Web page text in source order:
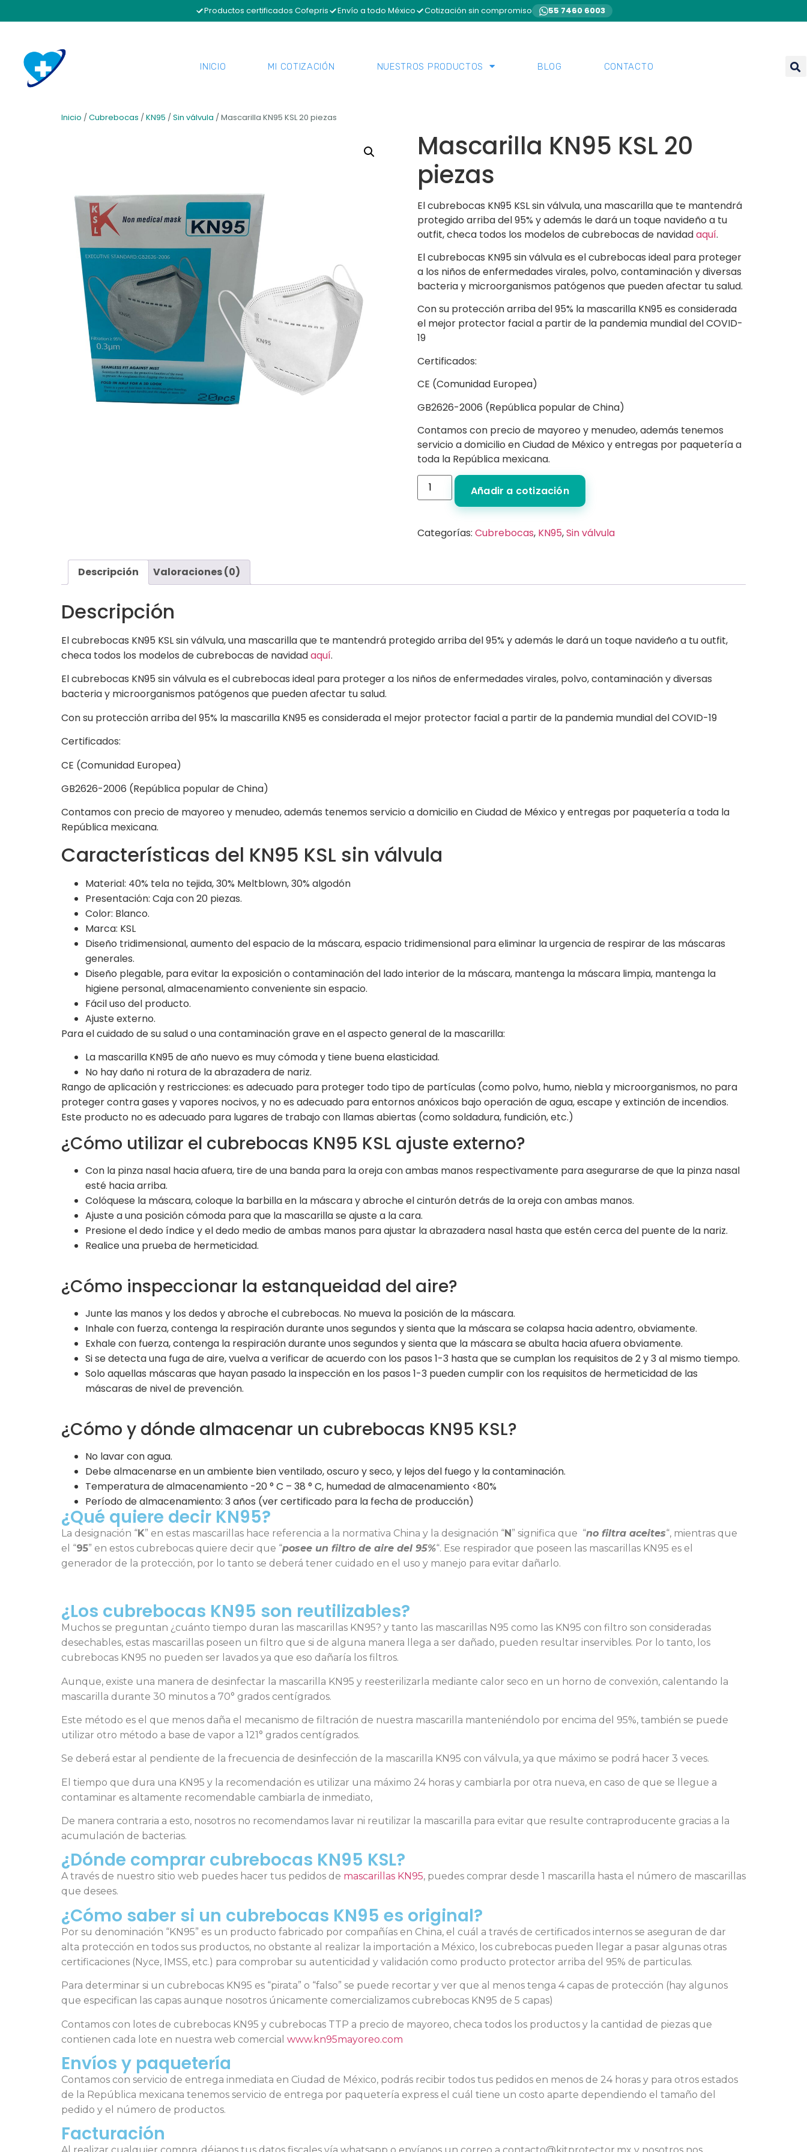
Productos certificados Cofepris Envío a todo México Cotización sin compromiso 55 7460 6003
INICIO MI COTIZACIÓN NUESTROS PRODUCTOS BLOG CONTACTO
Inicio /Cubrebocas /KN95 /Sin válvula / Mascarilla KN95 KSL 20 piezas
Mascarilla KN95 KSL 20
piezas
El cubrebocas KN95 KSL sin válvula, una mascarilla que te mantendrá
protegido arriba del 95% y además le dará un toque navideño a tu
outfit, checa todos los modelos de cubrebocas de navidadaquí.
El cubrebocas KN95 sin válvula es el cubrebocas ideal para proteger
a los niños de enfermedades virales, polvo, contaminación y diversas
bacteria y microorganismos patógenos que pueden afectar tu salud.
Con su protección arriba del 95% la mascarilla KN95 es considerada
el mejor protector facial a partir de la pandemia mundial del COVID-
19
Certificados:
CE (Comunidad Europea)
GB2626-2006 (República popular de China)
Contamos con precio de mayoreo y menudeo, además tenemos
servicio a domicilio en Ciudad de México y entregas por paquetería a
toda la República mexicana.
Añadir a cotización
Categorías: Cubrebocas, KN95,Sin válvula
Descripción Valoraciones (0)
Descripción
El cubrebocas KN95 KSL sin válvula, una mascarilla que te mantendrá protegido arriba del 95% y además le dará un toque navideño a tu outfit,
checa todos los modelos de cubrebocas de navidadaquí.
El cubrebocas KN95 sin válvula es el cubrebocas ideal para proteger a los niños de enfermedades virales, polvo, contaminación y diversas
bacteria y microorganismos patógenos que pueden afectar tu salud.
Con su protección arriba del 95% la mascarilla KN95 es considerada el mejor protector facial a partir de la pandemia mundial del COVID-19
Certificados:
CE (Comunidad Europea)
GB2626-2006 (República popular de China)
Contamos con precio de mayoreo y menudeo, además tenemos servicio a domicilio en Ciudad de México y entregas por paquetería a toda la
República mexicana.
Características del KN95 KSL sin válvula
Material: 40% tela no tejida, 30% Meltblown, 30% algodón
Presentación: Caja con 20 piezas.
Color: Blanco.
Marca: KSL
Diseño tridimensional, aumento del espacio de la máscara, espacio tridimensional para eliminar la urgencia de respirar de las máscaras
generales.
Diseño plegable, para evitar la exposición o contaminación del lado interior de la máscara, mantenga la máscara limpia, mantenga la
higiene personal, almacenamiento conveniente sin espacio.
Fácil uso del producto.
Ajuste externo.
Para el cuidado de su salud o una contaminación grave en el aspecto general de la mascarilla:
La mascarilla KN95 de año nuevo es muy cómoda y tiene buena elasticidad.
No hay daño ni rotura de la abrazadera de nariz.
Rango de aplicación y restricciones: es adecuado para proteger todo tipo de partículas (como polvo, humo, niebla y microorganismos, no para
proteger contra gases y vapores nocivos, y no es adecuado para entornos anóxicos bajo operación de agua, escape y extinción de incendios.
Este producto no es adecuado para lugares de trabajo con llamas abiertas (como soldadura, fundición, etc.)
¿Cómo utilizar el cubrebocas KN95 KSL ajuste externo?
Con la pinza nasal hacia afuera, tire de una banda para la oreja con ambas manos respectivamente para asegurarse de que la pinza nasal
esté hacia arriba.
Colóquese la máscara, coloque la barbilla en la máscara y abroche el cinturón detrás de la oreja con ambas manos.
Ajuste a una posición cómoda para que la mascarilla se ajuste a la cara.
Presione el dedo índice y el dedo medio de ambas manos para ajustar la abrazadera nasal hasta que estén cerca del puente de la nariz.
Realice una prueba de hermeticidad.
¿Cómo inspeccionar la estanqueidad del aire?
Junte las manos y los dedos y abroche el cubrebocas. No mueva la posición de la máscara.
Inhale con fuerza, contenga la respiración durante unos segundos y sienta que la máscara se colapsa hacia adentro, obviamente.
Exhale con fuerza, contenga la respiración durante unos segundos y sienta que la máscara se abulta hacia afuera obviamente.
Si se detecta una fuga de aire, vuelva a verificar de acuerdo con los pasos 1-3 hasta que se cumplan los requisitos de 2 y 3 al mismo tiempo.
Solo aquellas máscaras que hayan pasado la inspección en los pasos 1-3 pueden cumplir con los requisitos de hermeticidad de las
máscaras de nivel de prevención.
¿Cómo y dónde almacenar un cubrebocas KN95 KSL?
No lavar con agua.
Debe almacenarse en un ambiente bien ventilado, oscuro y seco, y lejos del fuego y la contaminación.
Temperatura de almacenamiento -20 ° C – 38 ° C, humedad de almacenamiento <80%
Período de almacenamiento: 3 años (ver certificado para la fecha de producción)
¿Qué quiere decir KN95?
La designación “K” en estas mascarillas hace referencia a la normativa China y la designación “N ” significa que “no filtra aceites“, mientras que
el “95” en estos cubrebocas quiere decir que “posee un filtro de aire del 95%“. Ese respirador que poseen las mascarillas KN95 es el
generador de la protección, por lo tanto se deberá tener cuidado en el uso y manejo para evitar dañarlo.
¿Los cubrebocas KN95 son reutilizables?
Muchos se preguntan ¿cuánto tiempo duran las mascarillas KN95? y tanto las mascarillas N95 como las KN95 con filtro son consideradas
desechables, estas mascarillas poseen un filtro que si de alguna manera llega a ser dañado, pueden resultar inservibles. Por lo tanto, los
cubrebocas KN95 no pueden ser lavados ya que eso dañaría los filtros.
Aunque, existe una manera de desinfectar la mascarilla KN95 y reesterilizarla mediante calor seco en un horno de convexión, calentando la
mascarilla durante 30 minutos a 70° grados centígrados.
Este método es el que menos daña el mecanismo de filtración de nuestra mascarilla manteniéndolo por encima del 95%, también se puede
utilizar otro método a base de vapor a 121° grados centígrados.
Se deberá estar al pendiente de la frecuencia de desinfección de la mascarilla KN95 con válvula, ya que máximo se podrá hacer 3 veces.
El tiempo que dura una KN95 y la recomendación es utilizar una máximo 24 horas y cambiarla por otra nueva, en caso de que se llegue a
contaminar es altamente recomendable cambiarla de inmediato,
De manera contraria a esto, nosotros no recomendamos lavar ni reutilizar la mascarilla para evitar que resulte contraproducente gracias a la
acumulación de bacterias.
¿Dónde comprar cubrebocas KN95 KSL?
A través de nuestro sitio web puedes hacer tus pedidos de mascarillas KN95, puedes comprar desde 1 mascarilla hasta el número de mascarillas
que desees.
¿Cómo saber si un cubrebocas KN95 es original?
Por su denominación “KN95” es un producto fabricado por compañías en China, el cuál a través de certificados internos se aseguran de dar
alta protección en todos sus productos, no obstante al realizar la importación a México, los cubrebocas pueden llegar a pasar algunas otras
certificaciones (Nyce, IMSS, etc.) para comprobar su autenticidad y validación como producto protector arriba del 95% de particulas.
Para determinar si un cubrebocas KN95 es “pirata” o “falso” se puede recortar y ver que al menos tenga 4 capas de protección (hay algunos
que especifican las capas aunque nosotros únicamente comercializamos cubrebocas KN95 de 5 capas)
Contamos con lotes de cubrebocas KN95 y cubrebocas TTP a precio de mayoreo, checa todos los productos y la cantidad de piezas que
contienen cada lote en nuestra web comercial www.kn95mayoreo.com
Envíos y paquetería
Contamos con servicio de entrega inmediata en Ciudad de México, podrás recibir todos tus pedidos en menos de 24 horas y para otros estados
de la República mexicana tenemos servicio de entrega por paquetería express el cuál tiene un costo aparte dependiendo el tamaño del
pedido y el número de productos.
Facturación